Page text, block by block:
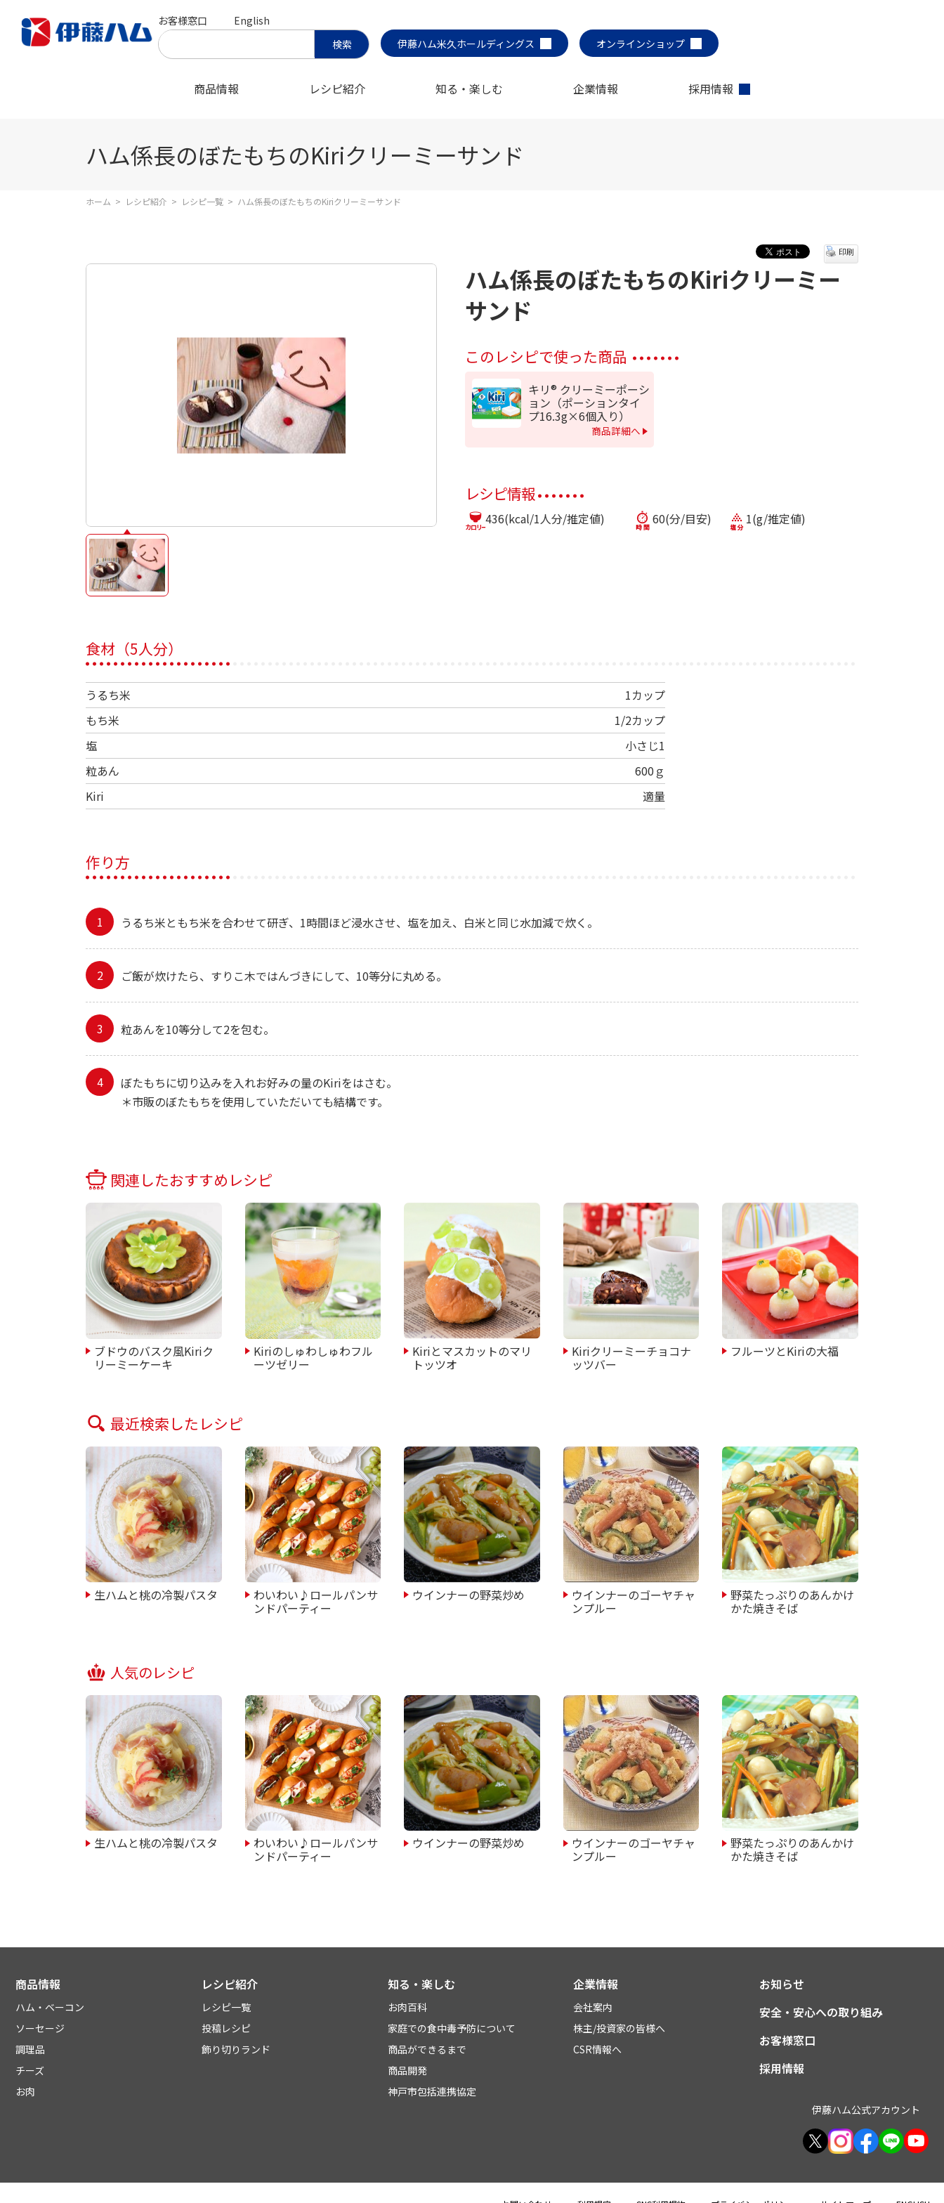
お客様窓口
English
伊藤ハム米久ホールディングス
オンラインショップ
商品情報 レシピ紹介 知る・楽しむ 企業情報 採用情報
ハム係長のぼたもちのKiriクリーミーサンド
ホーム > レシピ紹介 > レシピ一覧 > ハム係長のぼたもちのKiriクリーミーサンド
ハム係長のぼたもちのKiriクリーミー
サンド
印刷
このレシピで使った商品
キリ® クリーミーポーシ
ョン（ポーションタイ
プ16.3g×6個入り）
商品詳細へ
レシピ情報
436(kcal/1人分/推定値) 60(分/目安) 1(g/推定値)
食材（5人分）
うるち米
1カップ
もち米
1/2カップ
塩
小さじ1
粒あん
600ｇ
Kiri
適量
作り方
うるち米ともち米を合わせて研ぎ、1時間ほど浸水させ、塩を加え、白米と同じ水加減で炊く。
ご飯が炊けたら、すりこ木ではんづきにして、10等分に丸める。
粒あんを10等分して2を包む。
ぼたもちに切り込みを入れお好みの量のKiriをはさむ。
＊市販のぼたもちを使用していただいても結構です。
関連したおすすめレシピ
ブドウのバスク風Kiriク
リーミーケーキ
Kiriのしゅわしゅわフル
ーツゼリー
Kiriとマスカットのマリ
トッツオ
Kiriクリーミーチョコナ
ッツバー
フルーツとKiriの大福
最近検索したレシピ
生ハムと桃の冷製パスタ わいわい♪ロールパンサ
ンドパーティー
ウインナーの野菜炒め ウインナーのゴーヤチャ
ンプルー
野菜たっぷりのあんかけ
かた焼きそば
人気のレシピ
生ハムと桃の冷製パスタ わいわい♪ロールパンサ
ンドパーティー
ウインナーの野菜炒め ウインナーのゴーヤチャ
ンプルー
野菜たっぷりのあんかけ
かた焼きそば
商品情報
ハム・ベーコン
ソーセージ
調理品
チーズ
お肉
レシピ紹介
レシピ一覧
投稿レシピ
飾り切りランド
知る・楽しむ
お肉百科
家庭での食中毒予防について
商品ができるまで
商品開発
神戸市包括連携協定
企業情報
会社案内
株主/投資家の皆様へ
CSR情報へ
お知らせ
安全・安心への取り組み
お客様窓口
採用情報
伊藤ハム公式アカウント